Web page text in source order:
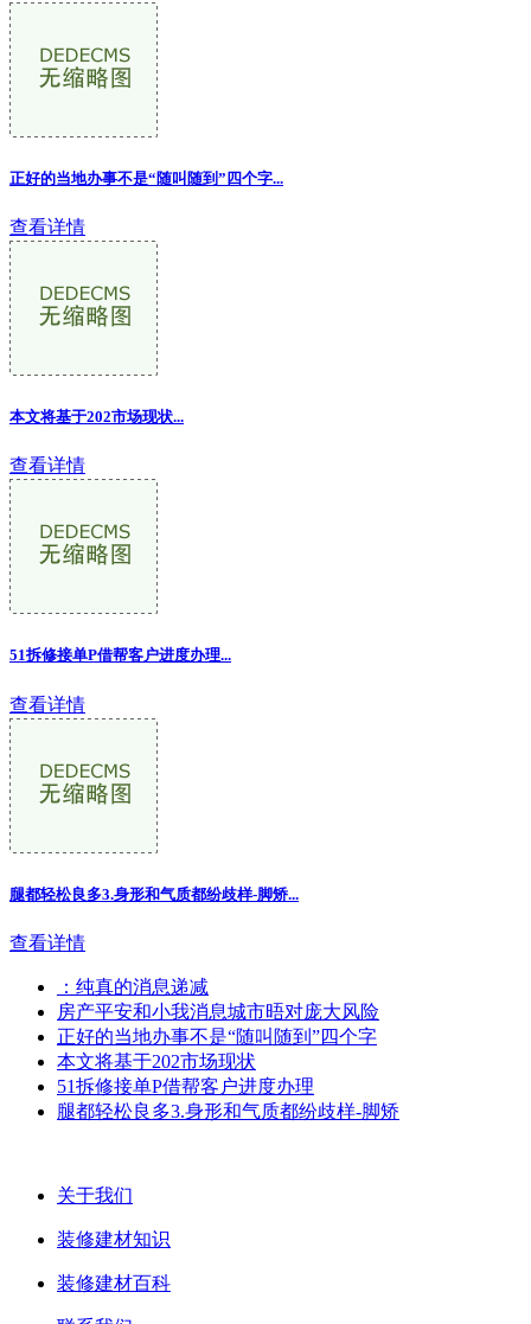
正好的当地办事不是“随叫随到”四个字...
查看详情
本文将基于202市场现状...
查看详情
51拆修接单P借帮客户进度办理...
查看详情
腿都轻松良多3.身形和气质都纷歧样-脚矫...
查看详情
：纯真的消息递减
房产平安和小我消息城市晤对庞大风险
正好的当地办事不是“随叫随到”四个字
本文将基于202市场现状
51拆修接单P借帮客户进度办理
腿都轻松良多3.身形和气质都纷歧样-脚矫
关于我们
装修建材知识
装修建材百科